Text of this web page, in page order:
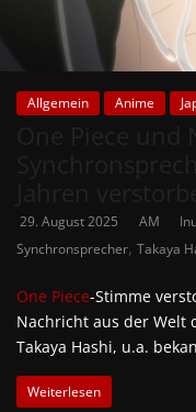
Allgemein Anime
29. August 2025 AM
Synchronsprecher, Takaya
One Piece-Stimme
Nachricht aus der Welt
Takaya Hashi, u.a.
Weiterlesen